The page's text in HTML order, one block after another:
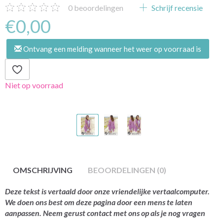
0 beoordelingen Schrijf recensie
€0,00
Ontvang een melding wanneer het weer op voorraad is
Niet op voorraad
OMSCHRIJVING BEOORDELINGEN (0)
Deze tekst is vertaald door onze vriendelijke vertaalcomputer.
We doen ons best om deze pagina door een mens te laten
aanpassen. Neem gerust contact met ons op als je nog vragen